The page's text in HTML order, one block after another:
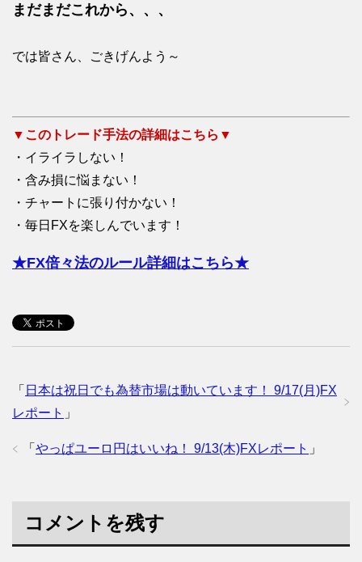
まだまだこれから、、、
では皆さん、ごきげんよう～
▼このトレード手法の詳細はこちら▼
・イライラしない！
・含み損に悩まない！
・チャートに張り付かない！
・毎日FXを楽しんでいます！
★FX倍々法のルール詳細はこちら★
「 日本は祝日でも為替市場は動いています！ 9/17(月)FX
レポート 」
「 やっぱユーロ円はいいね！ 9/13(木)FXレポート 」
コメントを残す